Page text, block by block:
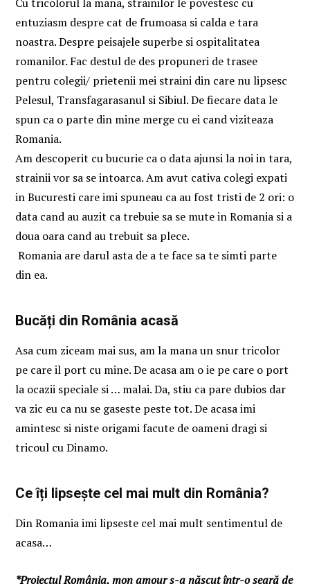
entuziasm despre cat de frumoasa si calda e tara
noastra. Despre peisajele superbe si ospitalitatea
romanilor. Fac destul de des propuneri de trasee
pentru colegii/ prietenii mei straini din care nu lipsesc
Pelesul, Transfagarasanul si Sibiul. De fiecare data le
spun ca o parte din mine merge cu ei cand viziteaza
Romania.
Am descoperit cu bucurie ca o data ajunsi la noi in tara,
strainii vor sa se intoarca. Am avut cativa colegi expati
in Bucuresti care imi spuneau ca au fost tristi de 2 ori: o
data cand au auzit ca trebuie sa se mute in Romania si a
doua oara cand au trebuit sa plece.
Romania are darul asta de a te face sa te simti parte
din ea.
Bucăți din România acasă
Asa cum ziceam mai sus, am la mana un snur tricolor
pe care il port cu mine. De acasa am o ie pe care o port
la ocazii speciale si … malai. Da, stiu ca pare dubios dar
va zic eu ca nu se gaseste peste tot. De acasa imi
amintesc si niste origami facute de oameni dragi si
tricoul cu Dinamo.
Ce îți lipsește cel mai mult din România?
Din Romania imi lipseste cel mai mult sentimentul de
acasa…
*Proiectul România, mon amour s-a născut într-o seară de